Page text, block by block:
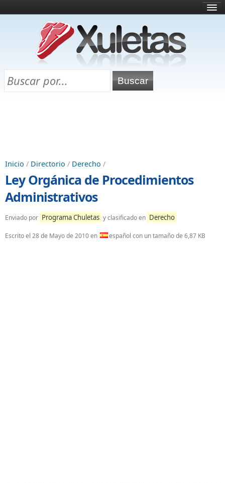
¿Qué es esto?
Directorio
Chuletas para exámenes
Inicio / Directorio / Derecho /
Ley Orgánica de Procedimientos
Administrativos
Enviado por Programa Chuletas y clasificado en Derecho
Escrito el 28 de Mayo de 2010en español con un tamaño de 6,87 KB